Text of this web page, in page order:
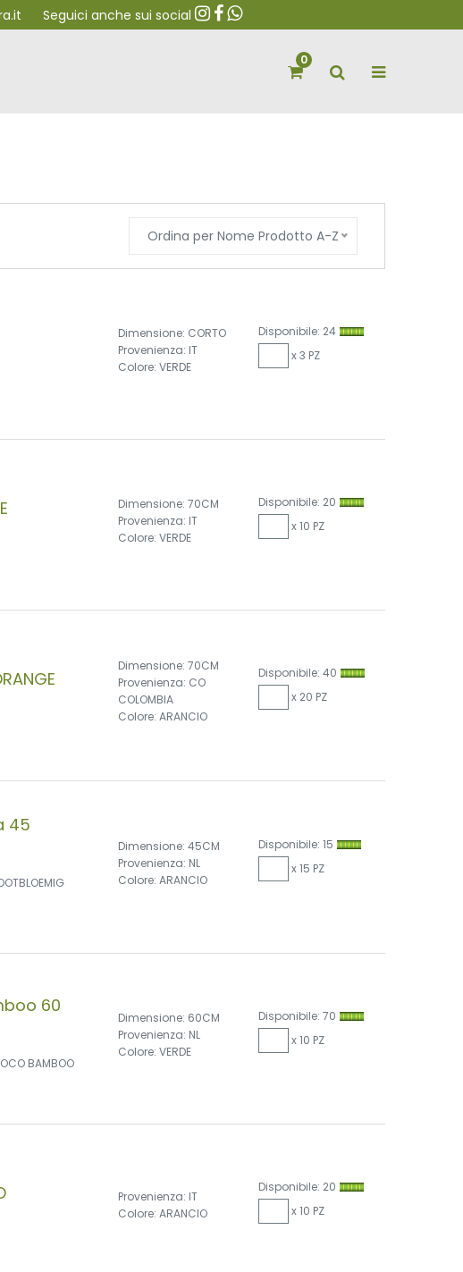
Seguici anche sui social
0
Ordina per Nome Prodotto A-Z
Dimensione: CORTO
Provenienza: IT
Colore: VERDE
Disponibile: 24
x 3 PZ
Dimensione: 70CM
Provenienza: IT
Colore: VERDE
Disponibile: 20
x 10 PZ
Dimensione: 70CM
Provenienza: CO
COLOMBIA
Colore: ARANCIO
Disponibile: 40
x 20 PZ
45
Dimensione: 45CM
Provenienza: NL
Colore: ARANCIO
Disponibile: 15
x 15 PZ
60
BAMBOO
Dimensione: 60CM
Provenienza: NL
Colore: VERDE
Disponibile: 70
x 10 PZ
Provenienza: IT
Colore: ARANCIO
Disponibile: 20
x 10 PZ